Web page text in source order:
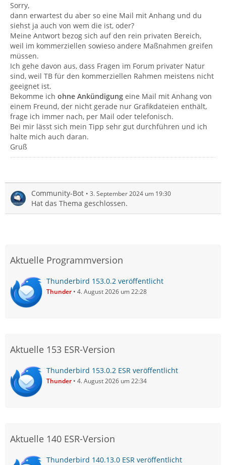
Sorry,
dann erwartest du aber so eine Mail mit Anhang und du
siehst ja auch von wem die ist, oder?
Meine Antwort bezog sich auf den rein privaten Bereich,
weil im kommerziellen sowieso andere Maßnahmen greifen
müssen.
Ich gehe davon aus, dass Fragen im Forum privater Natur
sind, weil TB für den kommerziellen Rahmen meistens nicht
geeignet ist.
Bekomme ich ohne Ankündigung eine Mail mit Anhang von
einem Freund, der nicht gerade nur Grafikdateien enthält,
frage ich immer nach, per Mail oder telefonisch.
Bei mir lässt sich mein Tipp sehr gut durchführen und ich
halte mich auch daran.
Gruß
Community-Bot 3. September 2024 um 19:30
Hat das Thema geschlossen.
Aktuelle Programmversion
Thunderbird 153.0.2 veröffentlicht
Thunder 4. August 2026 um 22:28
Aktuelle 153 ESR-Version
Thunderbird 153.0.2 ESR veröffentlicht
Thunder 4. August 2026 um 22:34
Aktuelle 140 ESR-Version
Thunderbird 140.13.0 ESR veröffentlicht